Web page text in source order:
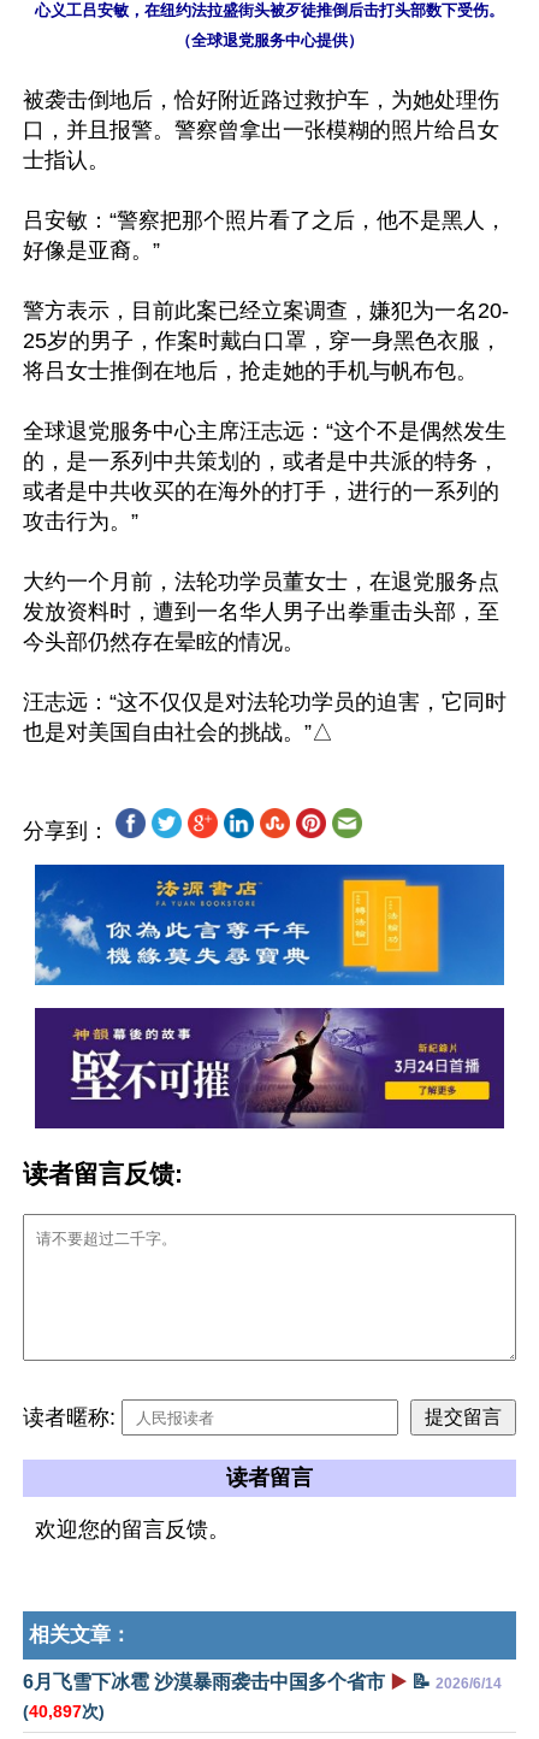
心义工吕安敏，在纽约法拉盛街头被歹徒推倒后击打头部数下受伤。
（全球退党服务中心提供）
被袭击倒地后，恰好附近路过救护车，为她处理伤
口，并且报警。警察曾拿出一张模糊的照片给吕女
士指认。
吕安敏：“警察把那个照片看了之后，他不是黑人，
好像是亚裔。”
警方表示，目前此案已经立案调查，嫌犯为一名20-
25岁的男子，作案时戴白口罩，穿一身黑色衣服，
将吕女士推倒在地后，抢走她的手机与帆布包。
全球退党服务中心主席汪志远：“这个不是偶然发生
的，是一系列中共策划的，或者是中共派的特务，
或者是中共收买的在海外的打手，进行的一系列的
攻击行为。”
大约一个月前，法轮功学员董女士，在退党服务点
发放资料时，遭到一名华人男子出拳重击头部，至
今头部仍然存在晕眩的情况。
汪志远：“这不仅仅是对法轮功学员的迫害，它同时
分享到：
读者留言反馈:
读者暱称:
读者留言
欢迎您的留言反馈。
相关文章：
6月飞雪下冰雹 沙漠暴雨袭击中国多个省市 ▶️ 📝 2026/6/14
(40,897次)